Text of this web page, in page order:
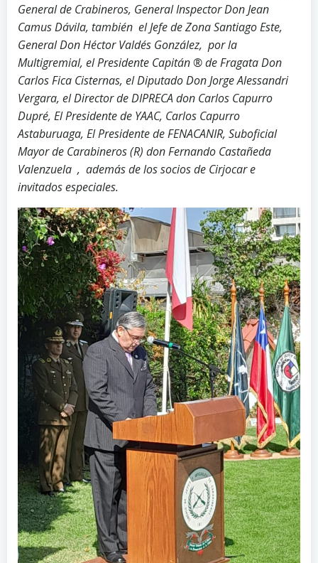
General de Crabineros, General Inspector Don Jean
Camus Dávila, también el Jefe de Zona Santiago Este,
General Don Héctor Valdés González, por la
Multigremial, el Presidente Capitán ® de Fragata Don
Carlos Fica Cisternas, el Diputado Don Jorge Alessandri
Vergara, el Director de DIPRECA don Carlos Capurro
Dupré, El Presidente de YAAC, Carlos Capurro
Astaburuaga, El Presidente de FENACANIR, Suboficial
Mayor de Carabineros (R) don Fernando Castañeda
Valenzuela , además de los socios de Cirjocar e
invitados especiales.